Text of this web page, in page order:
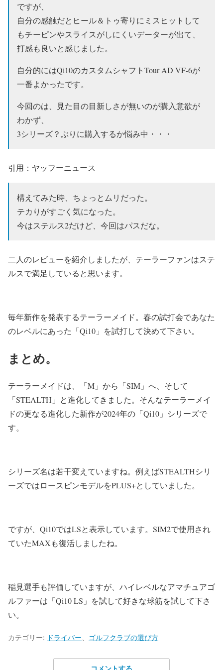
ですが、
自分の感触だとヒール＆トゥ寄りにミスヒットして
もチーピンやスライスがしにくいデーターが出て、
打感も良いと感じました。
自分的にはQi10のカスタムシャフトTour AD VF-6が
一番よかったです。
今回のは、見た目の目新しさが無いのが購入意欲が
わかず、
3シリーズ？ぶりに購入するか悩み中・・・
引用：ヤッフーニュース
構えてみた時、ちょっとムリだった。
テカりがすごく気になった。
今はステルス2だけど、今回はパスだな。
二人のレビューを紹介しましたが、テーラーファンはステ
ルスで満足していると思います。
毎年新作を発表するテーラーメイド。春の試打会であなた
のレベルにあった「Qi10」を試打して決めて下さい。
まとめ。
テーラーメイドは、「M」から「SIM」へ、そして
「STEALTH」と進化してきました。そんなテーラーメイ
ドの更なる進化した新作が2024年の「Qi10」シリーズで
す。
シリーズ名は若干変えていますね。例えばSTEALTHシリ
ーズではロースピンモデルをPLUS+としていました。
ですが、Qi10ではLSと表示しています。SIM2で使用され
ていたMAXも復活しましたね。
稲見選手も評価していますが、ハイレベルなアマチュアゴ
ルファーは「Qi10 LS」を試して好きな球筋を試して下さ
い。
カテゴリー: ドライバー ゴルフクラブの選び方